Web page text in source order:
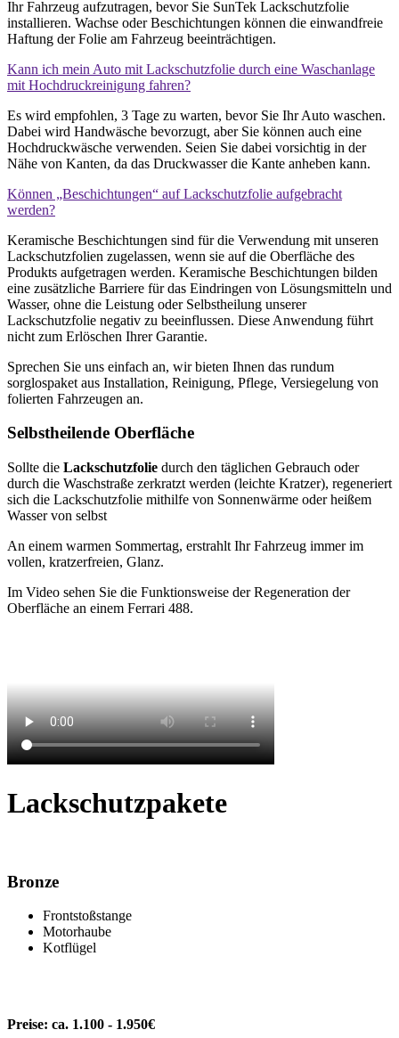
Ihr Fahrzeug aufzutragen, bevor Sie SunTek Lackschutzfolie
installieren. Wachse oder Beschichtungen können die einwandfreie
Haftung der Folie am Fahrzeug beeinträchtigen.
Kann ich mein Auto mit Lackschutzfolie durch eine Waschanlage
mit Hochdruckreinigung fahren?
Es wird empfohlen, 3 Tage zu warten, bevor Sie Ihr Auto waschen.
Dabei wird Handwäsche bevorzugt, aber Sie können auch eine
Hochdruckwäsche verwenden. Seien Sie dabei vorsichtig in der
Nähe von Kanten, da das Druckwasser die Kante anheben kann.
Können „Beschichtungen“ auf Lackschutzfolie aufgebracht
werden?
Keramische Beschichtungen sind für die Verwendung mit unseren
Lackschutzfolien zugelassen, wenn sie auf die Oberfläche des
Produkts aufgetragen werden. Keramische Beschichtungen bilden
eine zusätzliche Barriere für das Eindringen von Lösungsmitteln und
Wasser, ohne die Leistung oder Selbstheilung unserer
Lackschutzfolie negativ zu beeinflussen. Diese Anwendung führt
nicht zum Erlöschen Ihrer Garantie.
Sprechen Sie uns einfach an, wir bieten Ihnen das rundum
sorglospaket aus Installation, Reinigung, Pflege, Versiegelung von
folierten Fahrzeugen an.
Selbstheilende Oberfläche
Sollte die Lackschutzfolie durch den täglichen Gebrauch oder
durch die Waschstraße zerkratzt werden (leichte Kratzer), regeneriert
sich die Lackschutzfolie mithilfe von Sonnenwärme oder heißem
Wasser von selbst
An einem warmen Sommertag, erstrahlt Ihr Fahrzeug immer im
vollen, kratzerfreien, Glanz.
Im Video sehen Sie die Funktionsweise der Regeneration der
Oberfläche an einem Ferrari 488.
Lackschutzpakete
Bronze
Frontstoßstange
Motorhaube
Kotflügel
Preise: ca. 1.100 - 1.950€